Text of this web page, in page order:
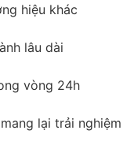
hiệu khác
lâu dài
vòng 24h
lại trải nghiệm